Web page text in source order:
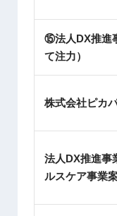
⑮法人DX推進
て注力）
株式会社ピカ
法人DX推進事
ルスケア事業